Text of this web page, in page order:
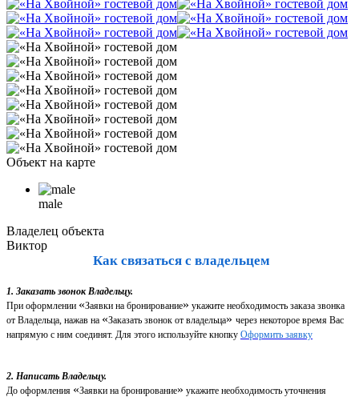
Объект на карте
male
Владелец объекта
Виктор
Как связаться с владельцем
1. Заказать звонок Владельцу.
При оформлении «Заявки на бронирование» укажите необходимость заказа звонка
от Владельца, нажав на «Заказать звонок от владельца» через некоторое время Вас
напрямую с ним соединят. Для этого используйте кнопку Оформить заявку
2. Написать Владельцу.
До оформления «Заявки на бронирование» укажите необходимость уточнения